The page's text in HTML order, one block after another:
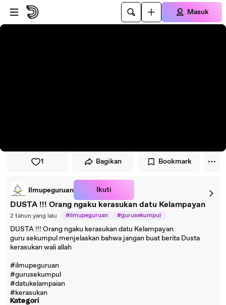
Lewati ke pemutar
Lewatkan ke konten utama
Masuk
1 Bagikan Bookmark
Ilmupeguruan Ikuti
DUSTA !!! Orang ngaku kerasukan datu Kelampayan
2 tahun yang lalu #ilmupeguruan
#gurusekumpul
#datukelampaian
#kerasukan
DUSTA !!! Orang ngaku kerasukan datu Kelampayan
guru sekumpul menjelaskan bahwa jangan buat berita Dusta
kerasukan wali allah
#ilmupeguruan
#gurusekumpul
#datukelampaian
#kerasukan
Kategori